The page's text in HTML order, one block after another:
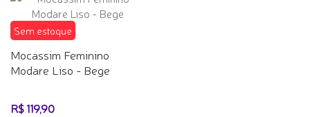
Sem estoque
Mocassim Feminino
Modare Liso - Bege
R$ 119,90